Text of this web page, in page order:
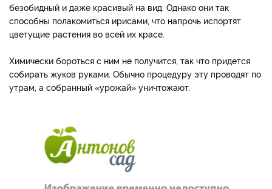
безобидный и даже красивый на вид. Однако они так
способны полакомиться ирисами, что напрочь испортят
цветущие растения во всей их красе.
Химически бороться с ним не получится, так что придется
собирать жуков руками. Обычно процедуру эту проводят по
утрам, а собранный «урожай» уничтожают.